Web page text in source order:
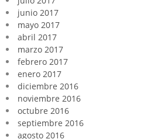
junio 2017
mayo 2017
abril 2017
marzo 2017
febrero 2017
enero 2017
diciembre 2016
noviembre 2016
octubre 2016
septiembre 2016
agosto 2016